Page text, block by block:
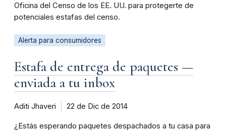
Oficina del Censo de los EE. UU. para protegerte de
potenciales estafas del censo.
Alerta para consumidores
Estafa de entrega de paquetes —
enviada a tu inbox
Aditi Jhaveri 22 de Dic de 2014
¿Estás esperando paquetes despachados a tu casa para